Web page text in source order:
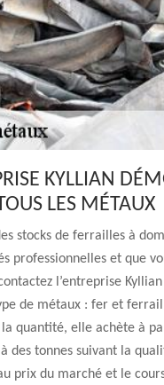
KYLLIAN
LES MÉTAUX
stocks de ferrailles à
professionnelles et que
l’entreprise
de métaux : fer et
quantité, elle achète à
des tonnes suivant la
prix du marché et le